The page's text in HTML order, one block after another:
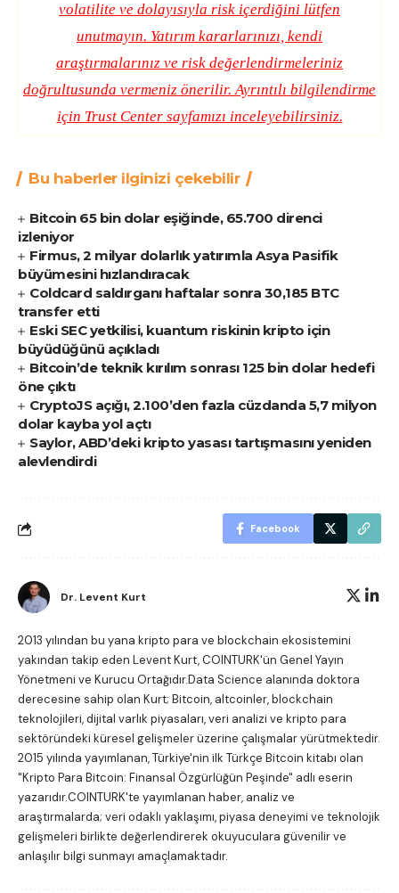
volatilite ve dolayısıyla risk içerdiğini lütfen
unutmayın. Yatırım kararlarınızı, kendi
araştırmalarınız ve risk değerlendirmeleriniz
doğrultusunda vermeniz önerilir. Ayrıntılı bilgilendirme
için Trust Centersayfamızı inceleyebilirsiniz.
Bu haberler ilginizi çekebilir
Bitcoin 65 bin dolar eşiğinde, 65.700 direnci
izleniyor
Firmus, 2 milyar dolarlık yatırımla Asya Pasifik
büyümesini hızlandıracak
Coldcard saldırganı haftalar sonra 30,185 BTC
transfer etti
Eski SEC yetkilisi, kuantum riskinin kripto için
büyüdüğünü açıkladı
Bitcoin’de teknik kırılım sonrası 125 bin dolar hedefi
öne çıktı
CryptoJS açığı, 2.100’den fazla cüzdanda 5,7 milyon
dolar kayba yol açtı
Saylor, ABD’deki kripto yasası tartışmasını yeniden
alevlendirdi
Facebook
Dr. Levent Kurt
2013 yılından bu yana kripto para ve blockchain ekosistemini
yakından takip eden Levent Kurt, COINTURK'ün Genel Yayın
Yönetmeni ve Kurucu Ortağıdır.Data Science alanında doktora
derecesine sahip olan Kurt; Bitcoin, altcoinler, blockchain
teknolojileri, dijital varlık piyasaları, veri analizi ve kripto para
sektöründeki küresel gelişmeler üzerine çalışmalar yürütmektedir.
2015 yılında yayımlanan, Türkiye'nin ilk Türkçe Bitcoin kitabı olan
"Kripto Para Bitcoin: Finansal Özgürlüğün Peşinde" adlı eserin
yazarıdır.COINTURK'te yayımlanan haber, analiz ve
araştırmalarda; veri odaklı yaklaşımı, piyasa deneyimi ve teknolojik
gelişmeleri birlikte değerlendirerek okuyuculara güvenilir ve
anlaşılır bilgi sunmayı amaçlamaktadır.